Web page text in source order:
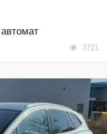
автомат
3721